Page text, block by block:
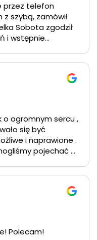
przez telefon
szybą, zamówił
Sobota zgodził
i wstępnie
atmosfera
kultura
osób! Panie
na Warmię.
o ogromnym sercu ,
się być
i naprawione .
pojechać w
jak ma pan na imię
i ładowarkę
Polecam!